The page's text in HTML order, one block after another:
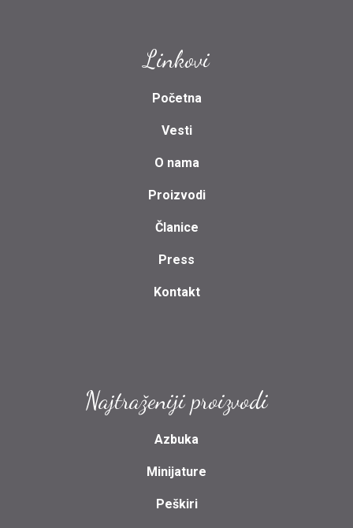
Linkovi
Početna
Vesti
O nama
Proizvodi
Članice
Press
Kontakt
Najtraženiji proizvodi
Azbuka
Minijature
Peškiri